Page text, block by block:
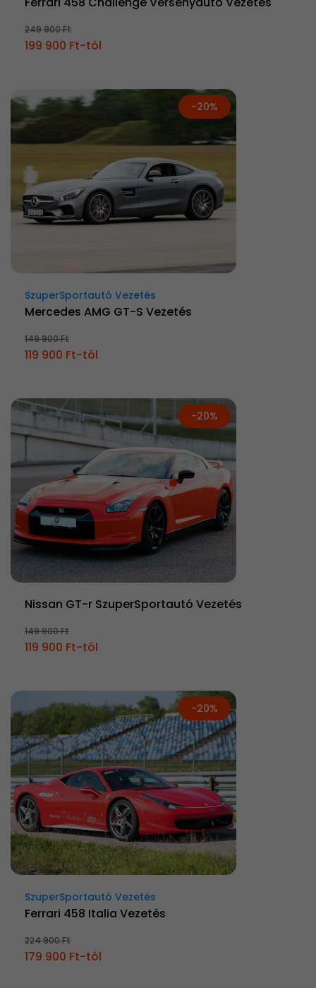
249 900 Ft
199 900 Ft-tól
-20%
SzuperSportautó Vezetés
Mercedes AMG GT-S Vezetés
149 900 Ft
119 900 Ft-tól
-20%
Nissan GT-r SzuperSportautó Vezetés
149 900 Ft
119 900 Ft-tól
-20%
SzuperSportautó Vezetés
Ferrari 458 Italia Vezetés
224 900 Ft
179 900 Ft-tól